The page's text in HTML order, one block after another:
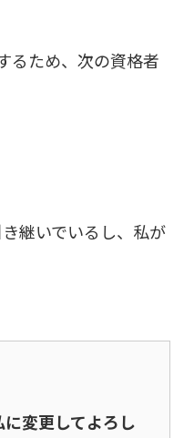
るため、次の資格者
継いでいるし、私が
に変更してよろし